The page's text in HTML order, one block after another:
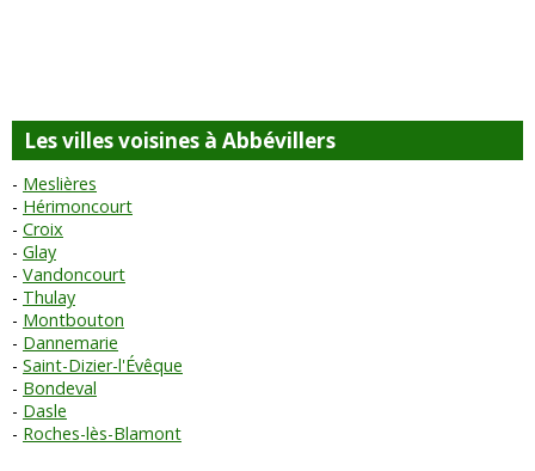
Les villes voisines à Abbévillers
Meslières
Hérimoncourt
Croix
Glay
Vandoncourt
Thulay
Montbouton
Dannemarie
Saint-Dizier-l'Évêque
Bondeval
Dasle
Roches-lès-Blamont